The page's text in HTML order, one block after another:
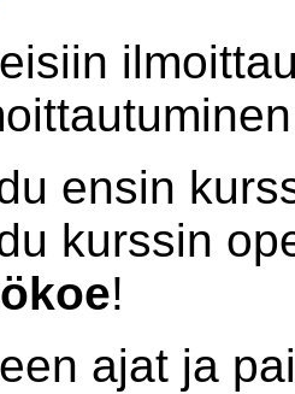
ensin
kurssin
!
ajat ja